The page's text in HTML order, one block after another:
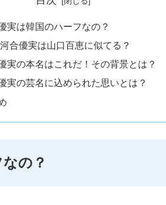
実は韓国のハーフなの？
河合優実は山口百恵に似てる？
実の本名はこれだ！その背景とは？
実の芸名に込められた思いとは？
の？